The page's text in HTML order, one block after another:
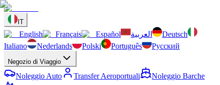
IT
English Français Español العربية
Deutsch
Italiano
Nederlands Polski Português Русский
Negozio di Viaggio
Noleggio Auto Transfer Aeroportuali
Noleggio Barche